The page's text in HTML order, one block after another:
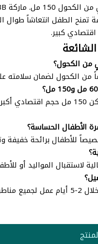
تمنح الطفل انتعاشاً طوال
كبير.
من الكحول؟
من الكحول لضمان سلامته
نفس العطر لكن 150 مل حجم
الأطفال الحساسة؟
للأطفال برائحة خفيفة
لاستقبال المواليد أو
يصلك الطلب خلال 2-5 أيام عمل